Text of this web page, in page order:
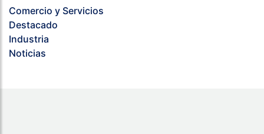
Comercio y Servicios
Destacado
Industria
Noticias